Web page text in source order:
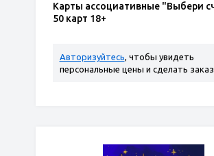
Карты ассоциативные "Выбери
50 карт 18+
Авторизуйтесь, чтобы увидеть
персональные цены и сделать заказ